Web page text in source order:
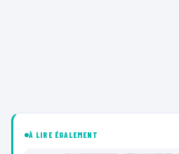
À LIRE ÉGALEMENT